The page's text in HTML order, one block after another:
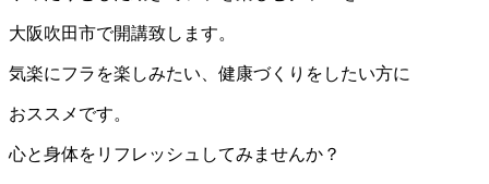
大阪吹田市で開講致します。
気楽にフラを楽しみたい、健康づくりをしたい方に
おススメです。
心と身体をリフレッシュしてみませんか？